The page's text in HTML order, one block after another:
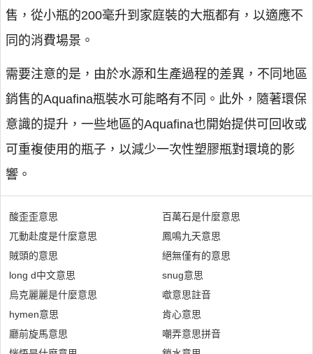
售，從小瓶的200毫升到家庭裝的大瓶都有，以適應不
同的消費場景。
需要注意的是，由於水源和生產過程的差異，不同地區
銷售的Aquafina瓶裝水可能略有不同。此外，隨著環保
意識的提升，一些地區的Aquafina也開始提供可回收或
可重複使用的瓶子，以減少一次性塑膠瓶對環境的影
響。
酸歪歪意思
兀動赴度是什麼意思
賊頭的意思
long d中文意思
烏克麗麗是什麼意思
hymen意思
廳前旋馬意思
百萬石是什麼意思
鳳鳴九天意思
絕無僅有的意思
snug意思
噷意思註音
肯心意思
嘲弄意思拼音